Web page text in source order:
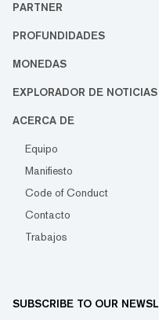
PARTNER
PROFUNDIDADES
MONEDAS
EXPLORADOR DE NOTICIAS
ACERCA DE
Equipo
Manifiesto
Code of Conduct
Contacto
Trabajos
SUBSCRIBE TO OUR